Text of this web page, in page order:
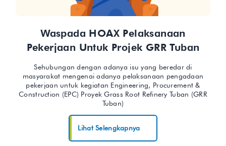
Waspada HOAX Pelaksanaan
Pekerjaan Untuk Projek GRR Tuban
Sehubungan dengan adanya isu yang beredar di
masyarakat mengenai adanya pelaksanaan pengadaan
pekerjaan untuk kegiatan Engineering, Procurement &
Construction (EPC) Proyek Grass Root Refinery Tuban (GRR
Tuban)
Lihat Selengkapnya